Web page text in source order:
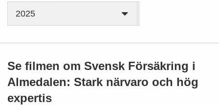
2025
Se filmen om Svensk Försäkring i
Almedalen: Stark närvaro och hög
expertis